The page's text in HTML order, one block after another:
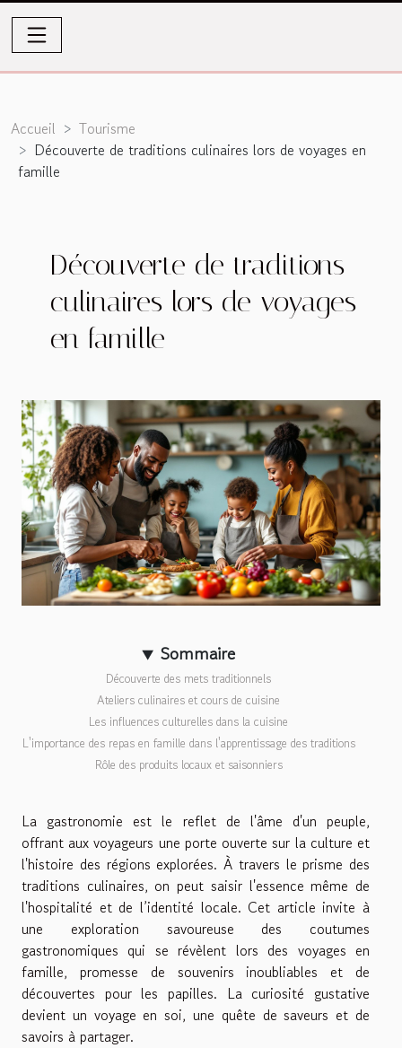
Accueil
Tourisme
Découverte de traditions culinaires lors de voyages en
famille
Découverte de traditions
culinaires lors de voyages
en famille
Sommaire
Découverte des mets traditionnels
Ateliers culinaires et cours de cuisine
Les influences culturelles dans la cuisine
L'importance des repas en famille dans l'apprentissage des traditions
Rôle des produits locaux et saisonniers
La gastronomie est le reflet de l'âme d'un peuple,
offrant aux voyageurs une porte ouverte sur la culture et
l'histoire des régions explorées. À travers le prisme des
traditions culinaires, on peut saisir l'essence même de
l'hospitalité et de l’identité locale. Cet article invite à
une exploration savoureuse des coutumes
gastronomiques qui se révèlent lors des voyages en
famille, promesse de souvenirs inoubliables et de
découvertes pour les papilles. La curiosité gustative
devient un voyage en soi, une quête de saveurs et de
savoirs à partager.